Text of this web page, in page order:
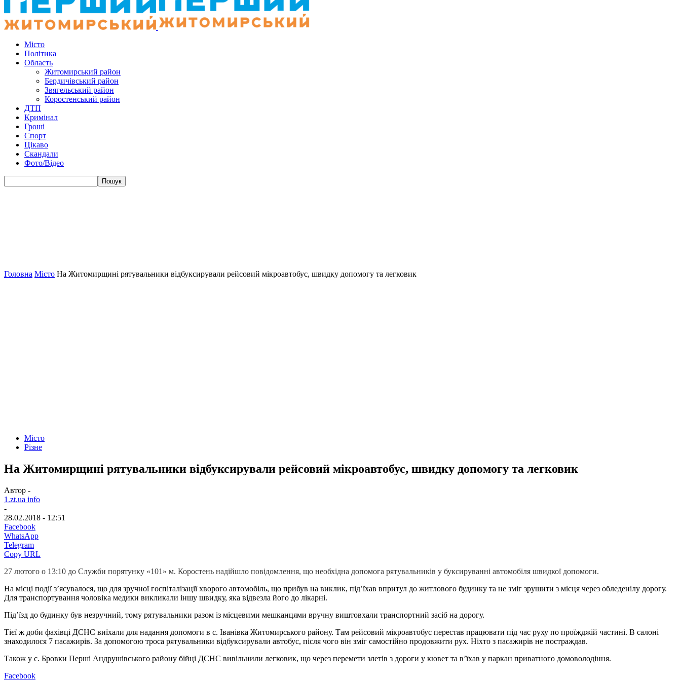
Місто
Політика
Область
Житомирський район
Бердичівський район
Звягельський район
Коростенський район
ДТП
Кримінал
Гроші
Спорт
Цікаво
Скандали
Фото/Відео
Головна Місто На Житомирщині рятувальники відбуксирували рейсовий мікроавтобус, швидку допомогу та легковик
Місто
Різне
На Житомирщині рятувальники відбуксирували рейсовий мікроавтобус, швидку допомогу та легковик
Автор -
1.zt.ua info
-
28.02.2018 - 12:51
Facebook
WhatsApp
Telegram
Copy URL
27 лютого о 13:10 до Служби порятунку «101» м. Коростень надійшло повідомлення, що необхідна допомога рятувальників у буксируванні автомобіля швидкої допомоги.
На місці події з’ясувалося, що для зручної госпіталізації хворого автомобіль, що прибув на виклик, під’їхав впритул до житлового будинку та не зміг зрушити з місця через обледенілу дорогу.
Для транспортування чоловіка медики викликали іншу швидку, яка відвезла його до лікарні.
Під’їзд до будинку був незручний, тому рятувальники разом із місцевими мешканцями вручну виштовхали транспортний засіб на дорогу.
Тієї ж доби фахівці ДСНС виїхали для надання допомоги в с. Іванівка Житомирського району. Там рейсовий мікроавтобус перестав працювати під час руху по проїжджій частині. В салоні
знаходилося 7 пасажирів. За допомогою троса рятувальники відбуксирували автобус, після чого він зміг самостійно продовжити рух. Ніхто з пасажирів не постраждав.
Також у с. Бровки Перші Андрушівського району бійці ДСНС вивільнили легковик, що через перемети злетів з дороги у кювет та в’їхав у паркан приватного домоволодіння.
Facebook